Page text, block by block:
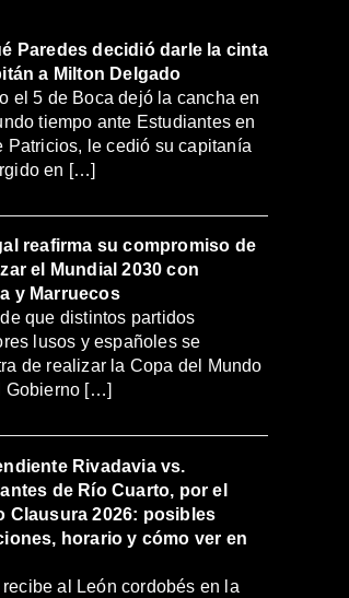
Paredes decidió darle la cinta
a Milton Delgado
el 5 de Boca dejó la cancha en
tiempo ante Estudiantes en
Patricios, le cedió su capitanía
en […]
reafirma su compromiso de
el Mundial 2030 con
y Marruecos
que distintos partidos
lusos y españoles se
de realizar la Copa del Mundo
Gobierno […]
Rivadavia vs.
de Río Cuarto, por el
Clausura 2026: posibles
horario y cómo ver en
al León cordobés en la